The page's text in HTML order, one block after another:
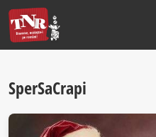
SperSaCrapi